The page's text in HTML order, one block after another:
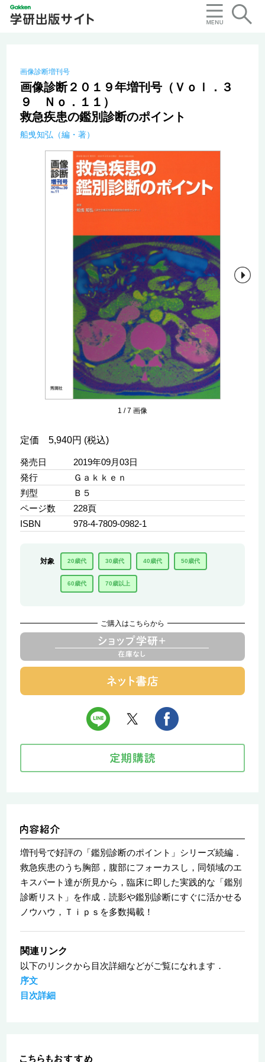
画像診断増刊号
画像診断２０１９年増刊号（Ｖｏｌ．３
９ Ｎｏ．１１）
救急疾患の鑑別診断のポイント
船曵知弘（編・著）
1 /7 画像
定価 5,940円 (税込)
発売日
2019年09月03日
発行
Ｇａｋｋｅｎ
判型
Ｂ５
ページ数
228頁
ISBN
978-4-7809-0982-1
対象 20歳代 30歳代 40歳代 50歳代
60歳代 70歳以上
ご購入はこちらから
増刊号で好評の「鑑別診断のポイント」シリーズ続編．
救急疾患のうち胸部，腹部にフォーカスし，同領域のエ
キスパート達が所見から，臨床に即した実践的な「鑑別
診断リスト」を作成．読影や鑑別診断にすぐに活かせる
ノウハウ，Ｔｉｐｓを多数掲載！
関連リンク
以下のリンクから目次詳細などがご覧になれます．
序文
目次詳細